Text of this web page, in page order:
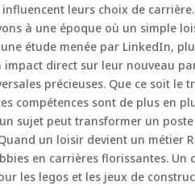
leurs choix de
à une époque où un simple
étude menée par LinkedIn,
direct sur leur nouveau
précieuses. Que ce soit
compétences sont de plus en
sujet peut transformer un
un loisir devient un métier
en carrières florissantes.
les legos et les jeux de